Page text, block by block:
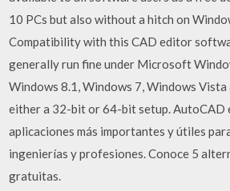
10 PCs but also without a hitch on
Compatibility with this CAD editor
generally run fine under Microsoft
Windows 8.1, Windows 7, Windows Vista
either a 32-bit or 64-bit setup. AutoCAD
aplicaciones más importantes y útiles
ingenierías y profesiones. Conoce 5
gratuitas.